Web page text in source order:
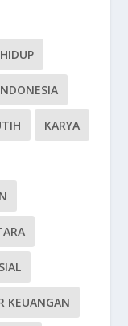
KARYA
KEUANGAN